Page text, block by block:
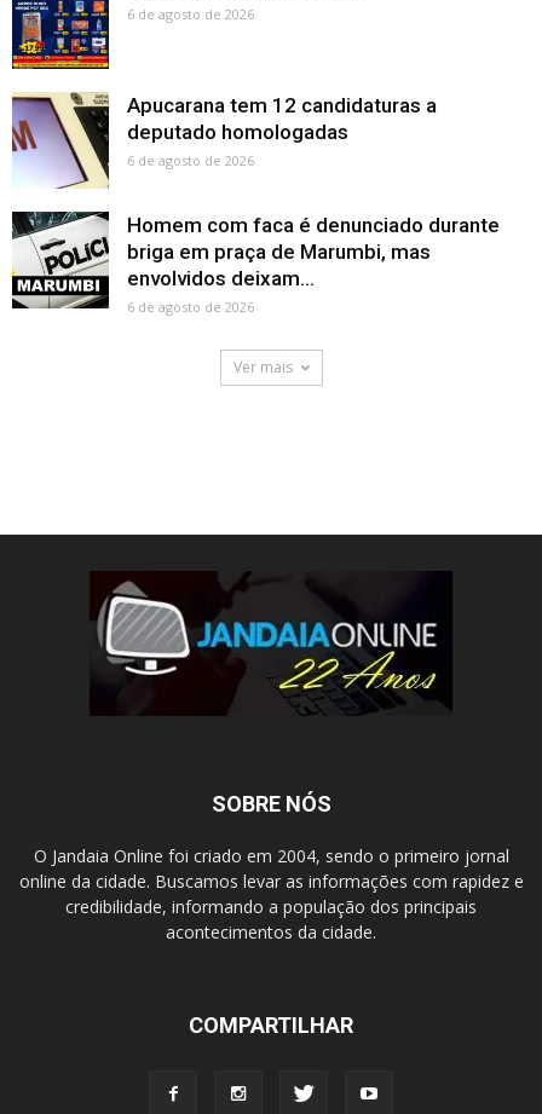
6 de agosto de 2026
Apucarana tem 12 candidaturas a
deputado homologadas
6 de agosto de 2026
Homem com faca é denunciado durante
briga em praça de Marumbi, mas
envolvidos deixam...
6 de agosto de 2026
Ver mais
SOBRE NÓS
O Jandaia Online foi criado em 2004, sendo o primeiro jornal
online da cidade. Buscamos levar as informações com rapidez e
credibilidade, informando a população dos principais
acontecimentos da cidade.
COMPARTILHAR